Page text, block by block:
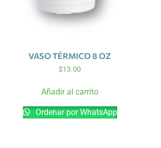
VASO TÉRMICO 8 OZ
$13.00
Añadir al carrito
Ordenar por WhatsApp